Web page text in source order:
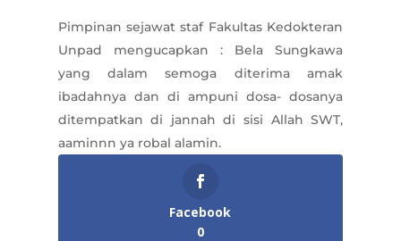
Pimpinan sejawat staf Fakultas Kedokteran
Unpad mengucapkan : Bela Sungkawa
yang dalam semoga diterima amak
ibadahnya dan di ampuni dosa- dosanya
ditempatkan di jannah di sisi Allah SWT,
aaminnn ya robal alamin.
Facebook
0